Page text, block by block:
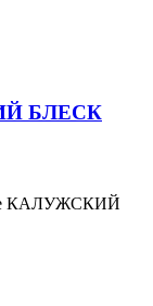
БЛЕСК
КАЛУЖСКИЙ